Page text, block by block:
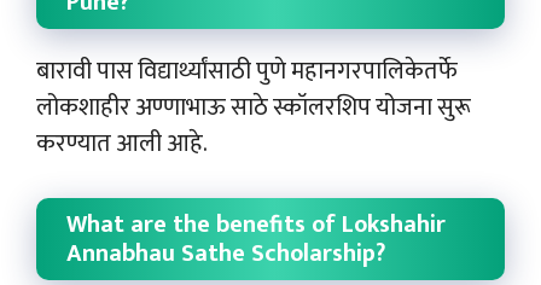
बारावी पास विद्यार्थ्यांसाठी पुणे महानगरपालिकेतर्फे
लोकशाहीर अण्णाभाऊ साठे स्कॉलरशिप योजना सुरू
करण्यात आली आहे.
What are the benefits of Lokshahir
Annabhau Sathe Scholarship?